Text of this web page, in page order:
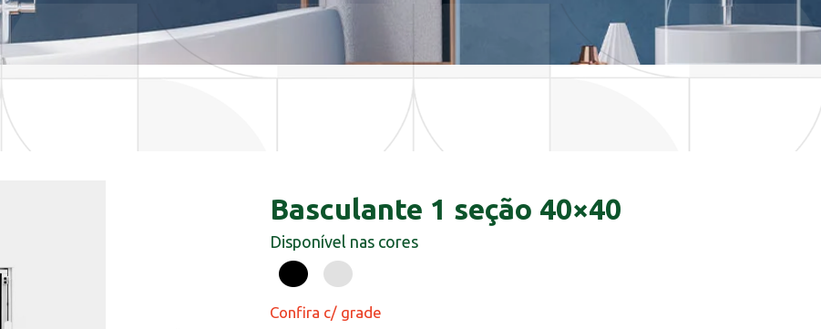
Basculante 1 seção 40×40
Disponível nas cores
Confira c/ grade